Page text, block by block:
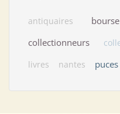
antiquaires bourse
collectionneurs
livres nantes puces